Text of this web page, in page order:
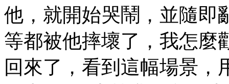
他，就開始哭鬧，並隨即
等都被他摔壞了，我怎麼
回來了，看到這幅場景，